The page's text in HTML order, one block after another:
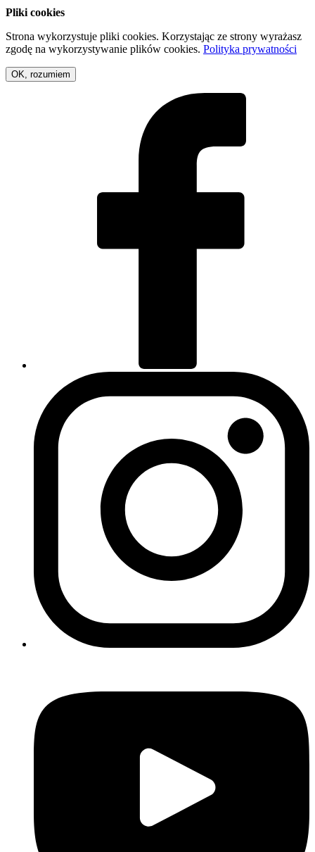
Pliki cookies
Strona wykorzystuje pliki cookies. Korzystając ze strony wyrażasz
zgodę na wykorzystywanie plików cookies. Polityka prywatności
OK, rozumiem